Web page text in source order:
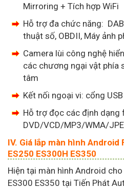
Mirroring + Tích hợp WiFi
Hỗ trợ đa chức năng: DAB
thuật số, OBDII, Máy ảnh
Camera lùi công nghệ
các chương ngại vật phía
tâm
Kết nối ngoại vi: cổng
Hỗ trợ đọc các định dạng
DVD/VCD/MP3/WMA/
IV. Giá lắp màn hình Android
ES250 ES300H ES350
Hiện tại màn hình Android
ES300 ES350 tại Tiến Phát